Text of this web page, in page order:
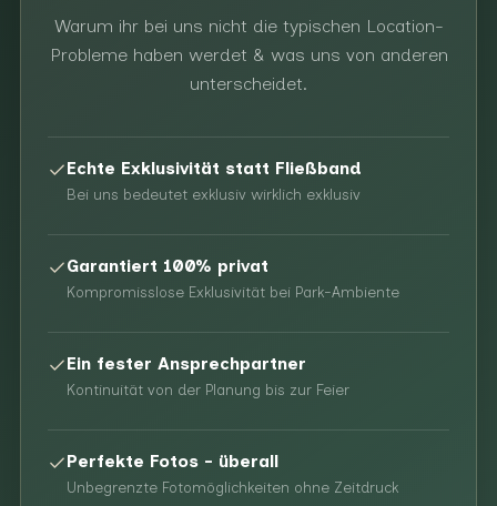
Warum ihr bei uns nicht die typischen Location-
Probleme haben werdet & was uns von anderen
unterscheidet.
Echte Exklusivität statt Fließband
Bei uns bedeutet exklusiv wirklich exklusiv
Garantiert 100% privat
Kompromisslose Exklusivität bei Park-Ambiente
Ein fester Ansprechpartner
Kontinuität von der Planung bis zur Feier
Perfekte Fotos - überall
Unbegrenzte Fotomöglichkeiten ohne Zeitdruck